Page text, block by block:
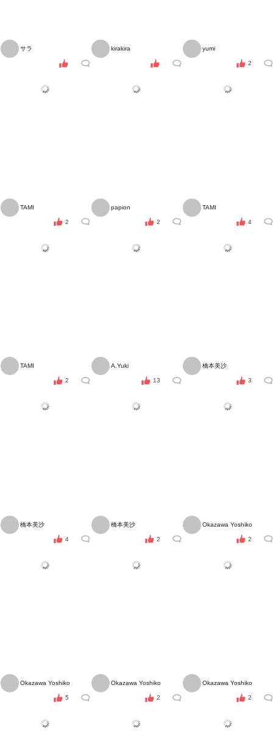
サラ kirakira yumi
2
TAMI
2
papion
2
TAMI
4
TAMI
2
A.Yuki
13
橋本美沙
3
橋本美沙
4
橋本美沙
2
Okazawa Yoshiko
2
Okazawa Yoshiko
5
Okazawa Yoshiko
2
Okazawa Yoshiko
2